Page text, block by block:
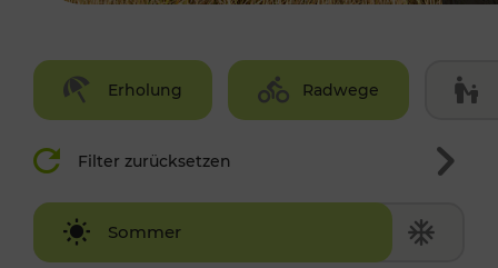
Erholung Radwege
Filter zurücksetzen
Sommer
Winter